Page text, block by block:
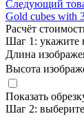
Следующий
Gold cubes with
Расчёт
Шаг 1: укажите
Длина
Высота
Показать
Шаг 2: